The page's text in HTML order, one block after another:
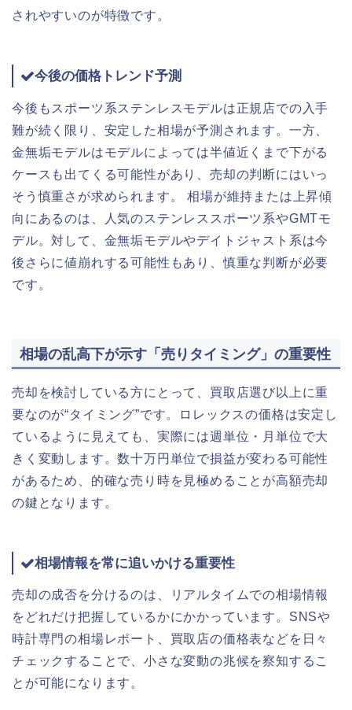
されやすいのが特徴です。
今後の価格トレンド予測
今後もスポーツ系ステンレスモデルは正規店での入手
難が続く限り、安定した相場が予測されます。一方、
金無垢モデルはモデルによっては半値近くまで下がる
ケースも出てくる可能性があり、売却の判断にはいっ
そう慎重さが求められます。 相場が維持または上昇傾
向にあるのは、人気のステンレススポーツ系やGMTモ
デル。対して、金無垢モデルやデイトジャスト系は今
後さらに値崩れする可能性もあり、慎重な判断が必要
です。
相場の乱高下が示す「売りタイミング」の重要性
売却を検討している方にとって、買取店選び以上に重
要なのが“タイミング”です。ロレックスの価格は安定し
ているように見えても、実際には週単位・月単位で大
きく変動します。数十万円単位で損益が変わる可能性
があるため、的確な売り時を見極めることが高額売却
の鍵となります。
相場情報を常に追いかける重要性
売却の成否を分けるのは、リアルタイムでの相場情報
をどれだけ把握しているかにかかっています。SNSや
時計専門の相場レポート、買取店の価格表などを日々
チェックすることで、小さな変動の兆候を察知するこ
とが可能になります。